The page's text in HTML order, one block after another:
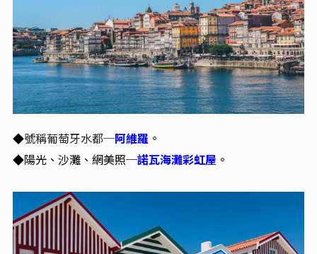
◆號稱葡萄牙水都─阿維羅 。
◆陽光、沙灘、網美照─諾瓦海灘彩虹屋 。